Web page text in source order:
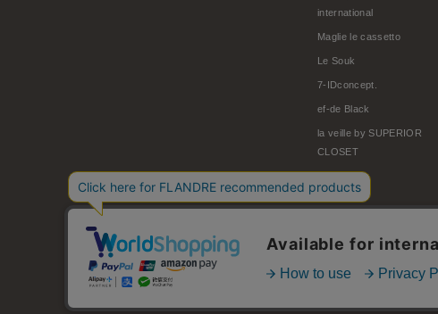
international
Maglie le cassetto
Le Souk
7-IDconcept.
ef-de Black
la veille by SUPERIOR
CLOSET
© FLANDRE CO., LTD.